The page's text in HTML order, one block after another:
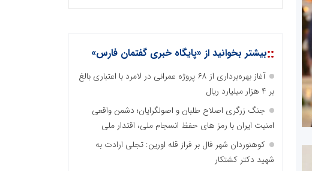
::بیشتر بخوانید از «پایگاه خبری گفتمان فارس»
آغاز بهره‌برداری از ۶۸ پروژه عمرانی در لامرد با اعتباری بالغ
بر ۴ هزار میلیارد ریال
جنگ زرگری اصلاح طلبان و اصولگرایان؛ دشمن واقعی
امنیت ایران با رمز های حفظ انسجام ملی، اقتدار ملی
کوهنوردان شهر فال بر فراز قله اورین: تجلی ارادت به
شهید دکتر کشتکار